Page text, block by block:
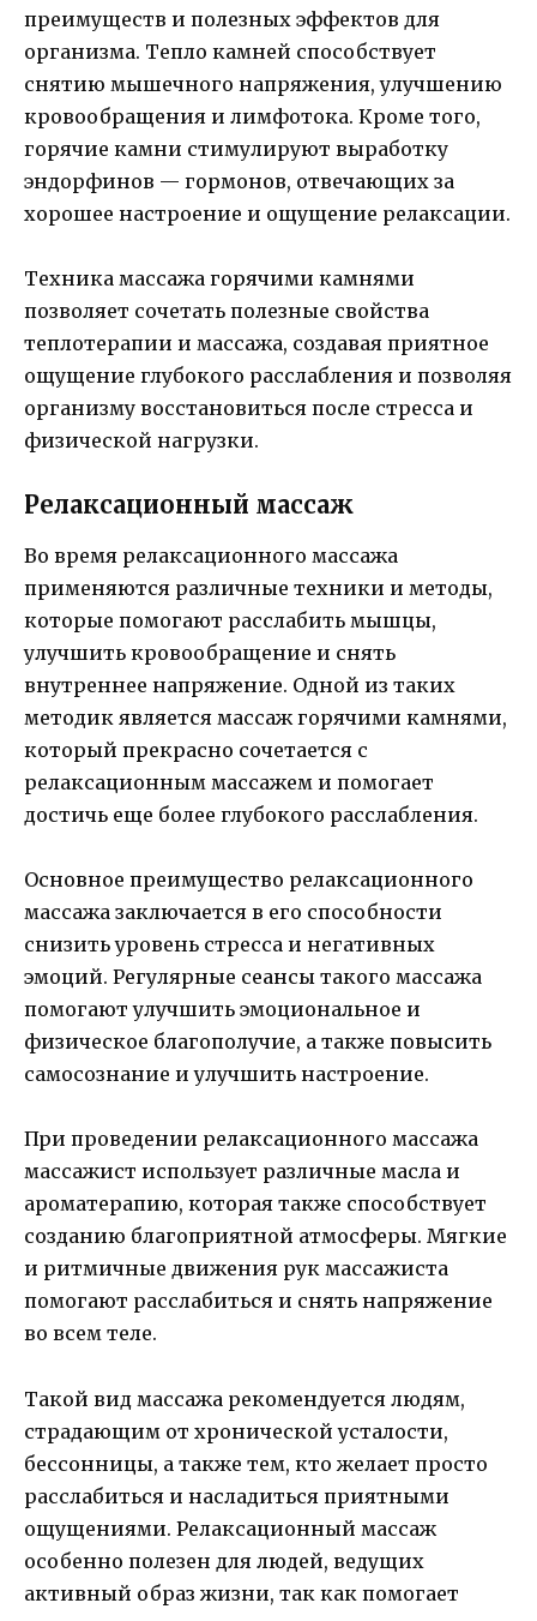
преимуществ и полезных эффектов для
организма. Тепло камней способствует
снятию мышечного напряжения, улучшению
кровообращения и лимфотока. Кроме того,
горячие камни стимулируют выработку
эндорфинов — гормонов, отвечающих за
хорошее настроение и ощущение релаксации.
Техника массажа горячими камнями
позволяет сочетать полезные свойства
теплотерапии и массажа, создавая приятное
ощущение глубокого расслабления и позволяя
организму восстановиться после стресса и
физической нагрузки.
Релаксационный массаж
Во время релаксационного массажа
применяются различные техники и методы,
которые помогают расслабить мышцы,
улучшить кровообращение и снять
внутреннее напряжение. Одной из таких
методик является массаж горячими камнями,
который прекрасно сочетается с
релаксационным массажем и помогает
достичь еще более глубокого расслабления.
Основное преимущество релаксационного
массажа заключается в его способности
снизить уровень стресса и негативных
эмоций. Регулярные сеансы такого массажа
помогают улучшить эмоциональное и
физическое благополучие, а также повысить
самосознание и улучшить настроение.
При проведении релаксационного массажа
массажист использует различные масла и
ароматерапию, которая также способствует
созданию благоприятной атмосферы. Мягкие
и ритмичные движения рук массажиста
помогают расслабиться и снять напряжение
во всем теле.
Такой вид массажа рекомендуется людям,
страдающим от хронической усталости,
бессонницы, а также тем, кто желает просто
расслабиться и насладиться приятными
ощущениями. Релаксационный массаж
особенно полезен для людей, ведущих
активный образ жизни, так как помогает